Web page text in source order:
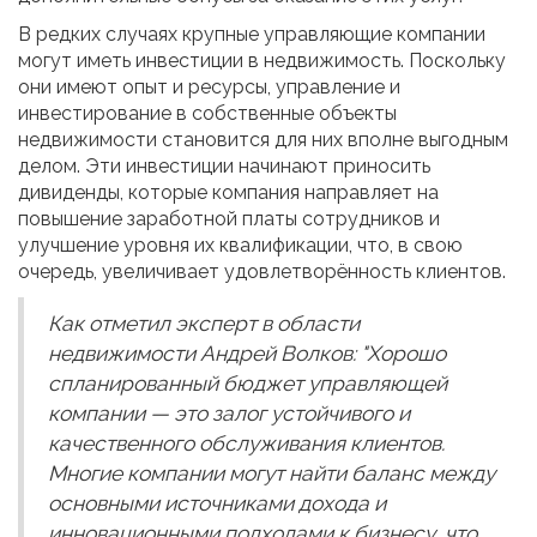
В редких случаях крупные управляющие компании
могут иметь инвестиции в недвижимость. Поскольку
они имеют опыт и ресурсы, управление и
инвестирование в собственные объекты
недвижимости становится для них вполне выгодным
делом. Эти инвестиции начинают приносить
дивиденды, которые компания направляет на
повышение заработной платы сотрудников и
улучшение уровня их квалификации, что, в свою
очередь, увеличивает удовлетворённость клиентов.
Как отметил эксперт в области
недвижимости Андрей Волков: "Хорошо
спланированный бюджет управляющей
компании — это залог устойчивого и
качественного обслуживания клиентов.
Многие компании могут найти баланс между
основными источниками дохода и